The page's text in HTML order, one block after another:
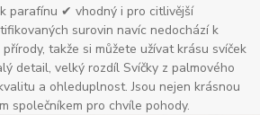
parafínu ✔ vhodný i pro citlivější
surovin navíc nedochází k
takže si můžete užívat krásu svíček
detail, velký rozdíl Svíčky z palmového
a ohleduplnost. Jsou nejen krásnou
společníkem pro chvíle pohody.